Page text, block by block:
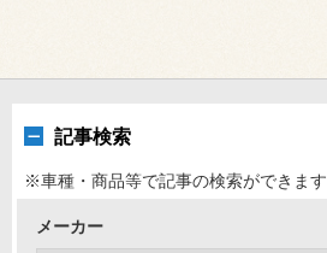
記事検索
※車種・商品等で記事の検索ができます
メーカー